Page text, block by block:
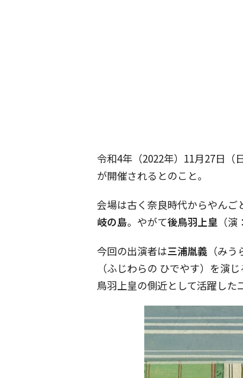
令和4年（2022年）11月27日（
が開催されるとのこと。
会場は古く奈良時代からやんご
岐の島。やがて後鳥羽上皇 （
今回の出演者は三浦胤義 （み
（ふじわらの ひでやす）を演じ
鳥羽上皇の側近として活躍した